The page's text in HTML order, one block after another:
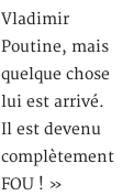
Vladimir
Poutine, mais
quelque chose
lui est arrivé.
Il est devenu
complètement
FOU ! »